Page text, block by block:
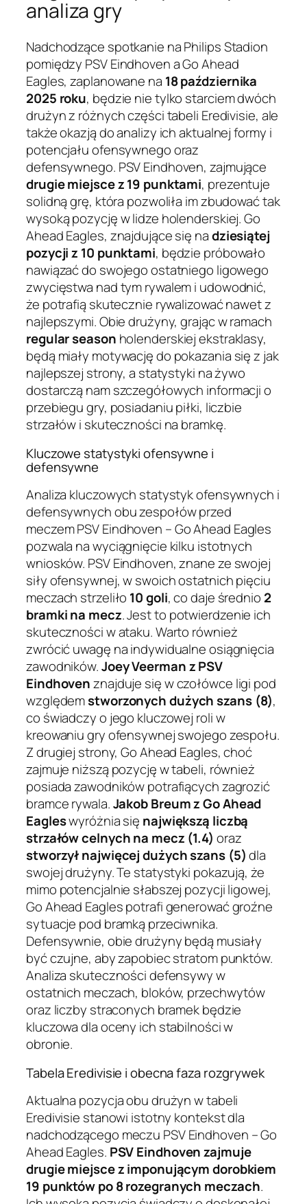
analiza gry
Nadchodzące spotkanie na Philips Stadion
pomiędzy PSV Eindhoven a Go Ahead
Eagles, zaplanowane na 18 października
2025 roku, będzie nie tylko starciem dwóch
drużyn z różnych części tabeli Eredivisie, ale
także okazją do analizy ich aktualnej formy i
potencjału ofensywnego oraz
defensywnego. PSV Eindhoven, zajmujące
drugie miejsce z 19 punktami, prezentuje
solidną grę, która pozwoliła im zbudować tak
wysoką pozycję w lidze holenderskiej. Go
Ahead Eagles, znajdujące się nadziesiątej
pozycji z 10 punktami, będzie próbowało
nawiązać do swojego ostatniego ligowego
zwycięstwa nad tym rywalem i udowodnić,
że potrafią skutecznie rywalizować nawet z
najlepszymi. Obie drużyny, grając w ramach
regular season holenderskiej ekstraklasy,
będą miały motywację do pokazania się z jak
najlepszej strony, a statystyki na żywo
dostarczą nam szczegółowych informacji o
przebiegu gry, posiadaniu piłki, liczbie
strzałów i skuteczności na bramkę.
Kluczowe statystyki ofensywne i
defensywne
Analiza kluczowych statystyk ofensywnych i
defensywnych obu zespołów przed
meczem PSV Eindhoven – Go Ahead Eagles
pozwala na wyciągnięcie kilku istotnych
wniosków. PSV Eindhoven, znane ze swojej
siły ofensywnej, w swoich ostatnich pięciu
meczach strzeliło 10 goli, co daje średnio 2
bramki na mecz. Jest to potwierdzenie ich
skuteczności w ataku. Warto również
zwrócić uwagę na indywidualne osiągnięcia
zawodników.Joey Veerman z PSV
Eindhovenznajduje się w czołówce ligi pod
względemstworzonych dużych szans (8),
co świadczy o jego kluczowej roli w
kreowaniu gry ofensywnej swojego zespołu.
Z drugiej strony, Go Ahead Eagles, choć
zajmuje niższą pozycję w tabeli, również
posiada zawodników potrafiących zagrozić
bramce rywala.Jakob Breum z Go Ahead
Eagleswyróżnia się największą liczbą
strzałów celnych na mecz (1.4) oraz
stworzył najwięcej dużych szans (5)dla
swojej drużyny. Te statystyki pokazują, że
mimo potencjalnie słabszej pozycji ligowej,
Go Ahead Eagles potrafi generować groźne
sytuacje pod bramką przeciwnika.
Defensywnie, obie drużyny będą musiały
być czujne, aby zapobiec stratom punktów.
Analiza skuteczności defensywy w
ostatnich meczach, bloków, przechwytów
oraz liczby straconych bramek będzie
kluczowa dla oceny ich stabilności w
obronie.
Tabela Eredivisie i obecna faza rozgrywek
Aktualna pozycja obu drużyn w tabeli
Eredivisie stanowi istotny kontekst dla
nadchodzącego meczu PSV Eindhoven – Go
Ahead Eagles. PSV Eindhoven zajmuje
drugie miejsce z imponującym dorobkiem
19 punktów po 8 rozegranych meczach.